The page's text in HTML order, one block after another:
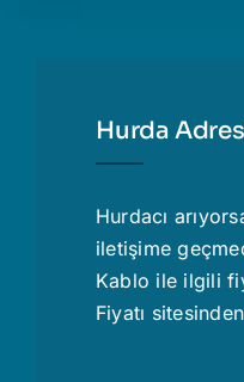
Hurda
Hurdacı
iletişime
Kablo ile ilgili
Fiyatı